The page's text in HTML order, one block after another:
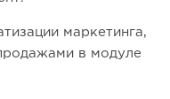
маркетинга,
в модуле